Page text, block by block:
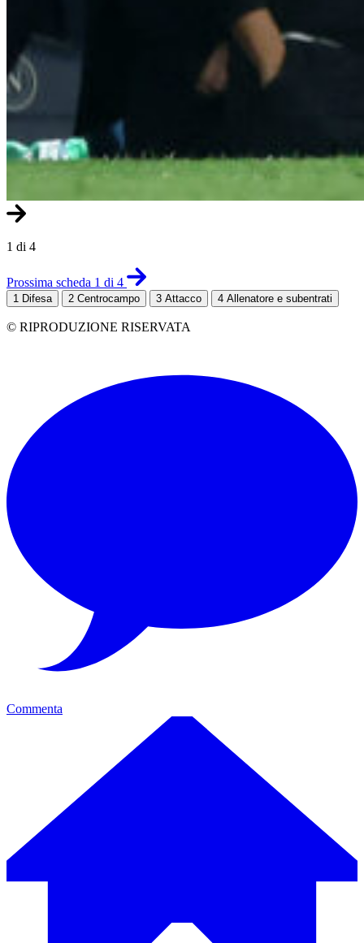
1 di 4
Prossima scheda 1 di 4
1 Difesa 2 Centrocampo 3 Attacco 4 Allenatore e subentrati
© RIPRODUZIONE RISERVATA
Commenta